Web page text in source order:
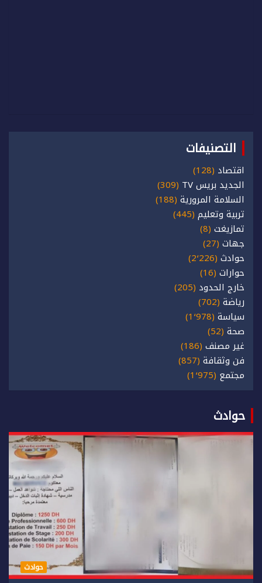
التصنيفات
اقتصاد (128)
الجديد بريس TV
(309)
السلامة المرورية (188)
تربية وتعليم (445)
تمازيغت (8)
جهات (27)
حوادث (2٬226)
حوارات (16)
خارج الحدود (205)
رياضة (702)
سياسة (1٬978)
صحة (52)
غير مصنف (186)
فن وثقافة (857)
مجتمع (1٬975)
حوادث
حوادث